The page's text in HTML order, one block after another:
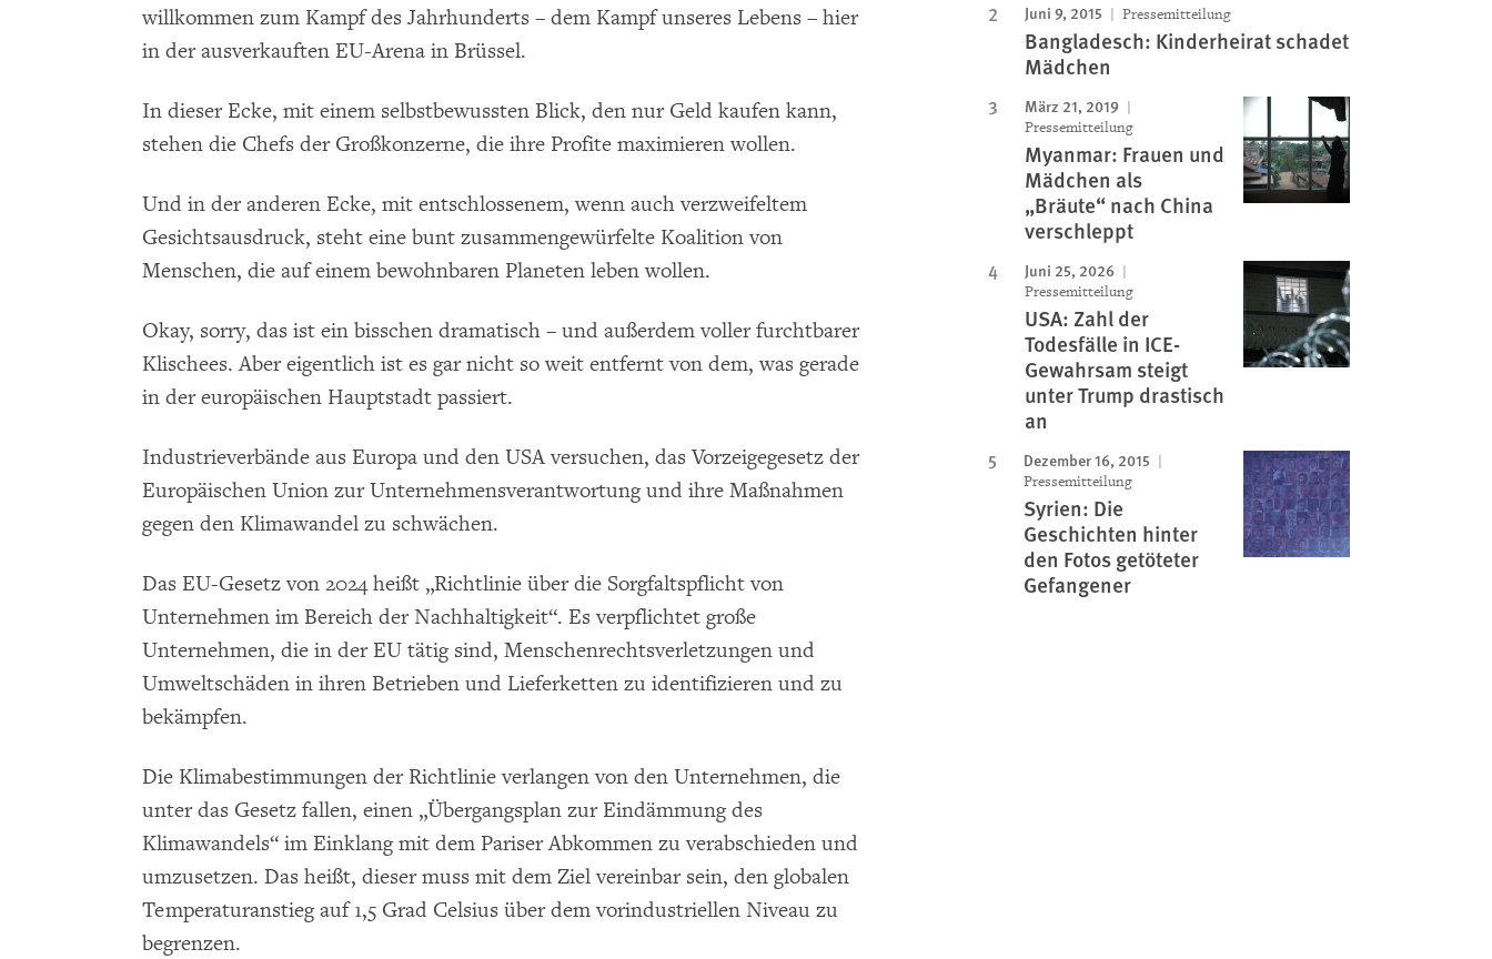
willkommen zum Kampf des Jahrhunderts – dem Kampf unseres Lebens – hier
in der ausverkauften EU-Arena in Brüssel.
In dieser Ecke, mit einem selbstbewussten Blick, den nur Geld kaufen kann,
stehen die Chefs der Großkonzerne, die ihre Profite maximieren wollen.
Und in der anderen Ecke, mit entschlossenem, wenn auch verzweifeltem
Gesichtsausdruck, steht eine bunt zusammengewürfelte Koalition von
Menschen, die auf einem bewohnbaren Planeten leben wollen.
Okay, sorry, das ist ein bisschen dramatisch – und außerdem voller furchtbarer
Klischees. Aber eigentlich ist es gar nicht so weit entfernt von dem, was gerade
in der europäischen Hauptstadt passiert.
Industrieverbände aus Europa und den USA versuchen, das Vorzeigegesetz der
Europäischen Union zur Unternehmensverantwortung und ihre Maßnahmen
gegen den Klimawandel zu schwächen.
Das EU-Gesetz von 2024 heißt „Richtlinie über die Sorgfaltspflicht von
Unternehmen im Bereich der Nachhaltigkeit“. Es verpflichtet große
Unternehmen, die in der EU tätig sind, Menschenrechtsverletzungen und
Umweltschäden in ihren Betrieben und Lieferketten zu identifizieren und zu
bekämpfen.
Die Klimabestimmungen der Richtlinie verlangen von den Unternehmen, die
unter das Gesetz fallen, einen „Übergangsplan zur Eindämmung des
Klimawandels“ im Einklang mit dem Pariser Abkommen zu verabschieden und
umzusetzen. Das heißt, dieser muss mit dem Ziel vereinbar sein, den globalen
Temperaturanstieg auf 1,5 Grad Celsius über dem vorindustriellen Niveau zu
begrenzen.
Juni 9, 2015 Pressemitteilung
Bangladesch: Kinderheirat schadet
Mädchen
März 21, 2019
Pressemitteilung
Myanmar: Frauen und
Mädchen als
„Bräute“ nach China
verschleppt
Juni 25, 2026
Pressemitteilung
USA: Zahl der
Todesfälle in ICE-
Gewahrsam steigt
unter Trump drastisch
an
Dezember 16, 2015
Pressemitteilung
Syrien: Die
Geschichten hinter
den Fotos getöteter
Gefangener